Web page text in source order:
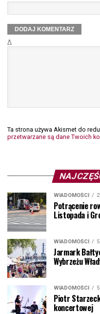
Δ
Ta strona używa Akismet do
przetwarzane są dane Twoich
WIADOMOŚCI
Potrącenie
Listopada i
WIADOMOŚCI
Jarmark
Wybrzeżu
WIADOMOŚCI
Piotr
koncertowej